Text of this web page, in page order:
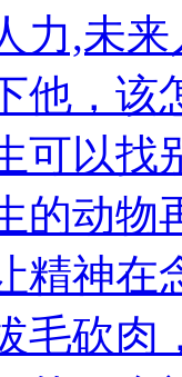
力,未
他，该
可以找
的动物
精神在
毛砍肉